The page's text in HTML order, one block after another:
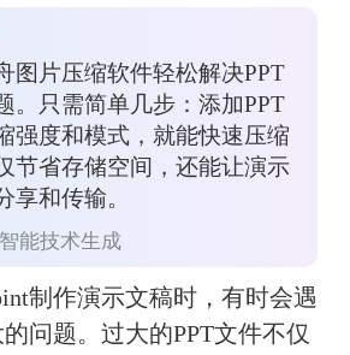
文件格式、压缩率
缩速度快、压缩后
量等特点。
图片压缩软件轻松解决PPT
。只需简单几步：添加PPT
强度和模式，就能快速压缩
节省存储空间，还能让演示
享和传输。
能技术生成
制作演示文稿时，有时会遇
问题。过大的PPT文件不仅